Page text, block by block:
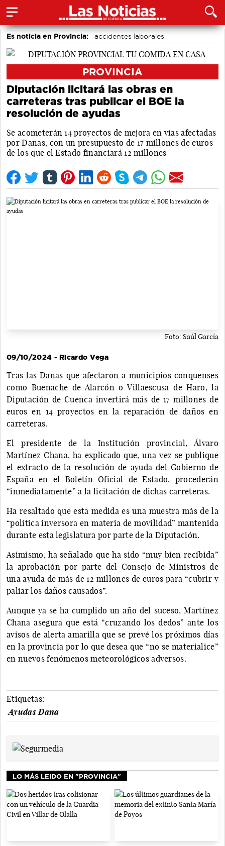
Es noticia en Provincia:
accidentes laborales
Medio Ambiente
PROVINCIA
Diputación licitará las obras en
carreteras tras publicar el BOE la
resolución de ayudas
Se acometerán 14 proyectos de mejora en vías afectadas
por Danas, con un presupuesto de 17 millones de euros
de los que el Estado financiará 12 millones
Foto: Saúl García
09/10/2024 - Ricardo Vega
Tras las Danas que afectaron a municipios conquenses
como Buenache de Alarcón o Villaescusa de Haro, la
Diputación de Cuenca invertirá más de 17 millones de
euros en 14 proyectos en la reparación de daños en
carreteras.
El presidente de la Institución provincial, Álvaro
Martínez Chana, ha explicado que, una vez se publique
el extracto de la resolución de ayuda del Gobierno de
España en el Boletín Oficial de Estado, procederán
“inmediatamente” a la licitación de dichas carreteras.
Ha resaltado que esta medida es una muestra más de la
“política inversora en materia de movilidad” mantenida
durante esta legislatura por parte de la Diputación.
Asimismo, ha señalado que ha sido “muy bien recibida”
la aprobación por parte del Consejo de Ministros de
una ayuda de más de 12 millones de euros para “cubrir y
paliar los daños causados”.
Aunque ya se ha cumplido un año del suceso, Martínez
Chana asegura que está “cruzando los dedos” ante los
avisos de alerta amarilla que se prevé los próximos días
en la provincia por lo que desea que “no se materialice”
en nuevos fenómenos meteorológicos adversos.
Etiquetas:
Ayudas Dana
LO MÁS LEIDO EN "PROVINCIA"